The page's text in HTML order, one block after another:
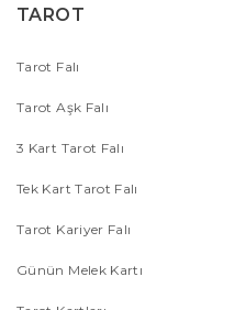
TAROT
Tarot Falı
Tarot Aşk Falı
3 Kart Tarot Falı
Tek Kart Tarot Falı
Tarot Kariyer Falı
Günün Melek Kartı